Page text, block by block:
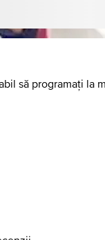
să programați la